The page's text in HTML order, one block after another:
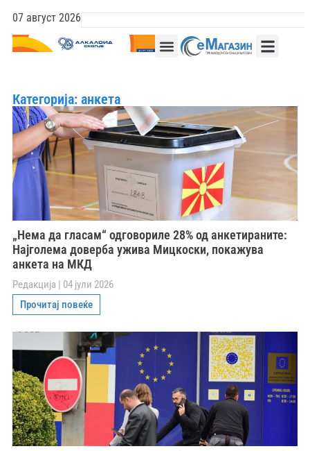
07 август 2026
Категорија: анкета
„Нема да гласам“ одговориле 28% од анкетираните:
Најголема доверба ужива Мицкоски, покажува
анкета на МКД
Редакција
04 јули 2026
Прочитај повеќе